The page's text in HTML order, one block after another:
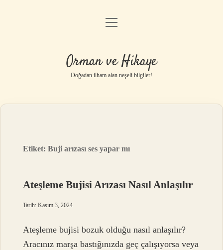
Anasayfa
Yasal Uyarı
menüyü
Orman ve Hikaye
Doğadan ilham alan neşeli bilgiler!
Etiket:Buji arızası ses yapar mı
Ateşleme Bujisi Arızası Nasıl Anlaşılır
Tarih: Kasım 3, 2024
Ateşleme bujisi bozuk olduğu nasıl anlaşılır?
Aracınız marşa bastığınızda geç çalışıyorsa veya